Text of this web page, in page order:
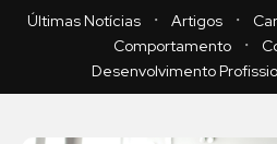
Últimas Notícias
・ Artigos ・
Comportamento
・
Desenvolvimento